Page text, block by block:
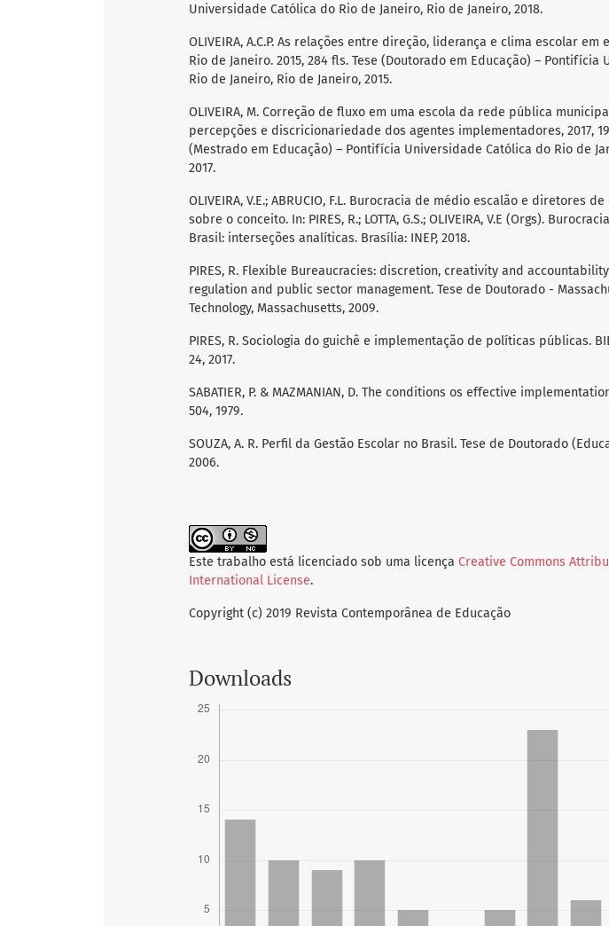
Universidade Católica do Rio de Janeiro, Rio de Janeiro, 2018.
OLIVEIRA, A.C.P. As relações entre direção, liderança e clima escolar
Rio de Janeiro. 2015, 284 fls. Tese (Doutorado em Educação) –
Rio de Janeiro, Rio de Janeiro, 2015.
OLIVEIRA, M. Correção de fluxo em uma escola da rede pública
percepções e discricionariedade dos agentes implementadores, 2017,
(Mestrado em Educação) – Pontifícia Universidade Católica do Rio de
2017.
OLIVEIRA, V.E.; ABRUCIO, F.L. Burocracia de médio escalão e diretores
sobre o conceito. In: PIRES, R.; LOTTA, G.S.; OLIVEIRA, V.E (Orgs).
Brasil: interseções analíticas. Brasília: INEP, 2018.
PIRES, R. Flexible Bureaucracies: discretion, creativity and
regulation and public sector management. Tese de Doutorado -
Technology, Massachusetts, 2009.
PIRES, R. Sociologia do guichê e implementação de políticas públicas.
24, 2017.
SABATIER, P. & MAZMANIAN, D. The conditions os effective
504, 1979.
SOUZA, A. R. Perfil da Gestão Escolar no Brasil. Tese de Doutorado
2006.
Este trabalho está licenciado sob uma licença Creative Commons
International License.
Copyright (c) 2019 Revista Contemporânea de Educação
Downloads